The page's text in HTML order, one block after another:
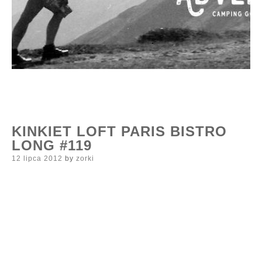
KINKIET LOFT PARIS BISTRO
LONG #119
Posted
12 lipca 2012 by zorki